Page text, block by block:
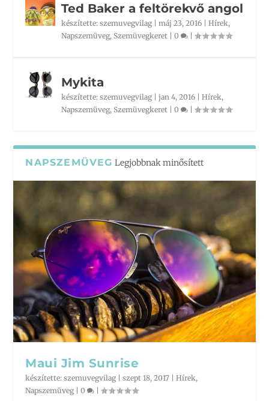
Ted Baker a feltörekvő angol
készítette:szemuvegvilag |máj 23, 2016 |Hírek,
Napszemüveg, Szemüvegkeret |0 |
Mykita
készítette:szemuvegvilag |jan 4, 2016 |Hírek,
Napszemüveg, Szemüvegkeret |0 |
NAPSZEMÜVEG Legjobbnak minősített
Maui Jim Sunrise
készítette:szemuvegvilag |szept 18, 2017 |Hírek,
Napszemüveg |0 |